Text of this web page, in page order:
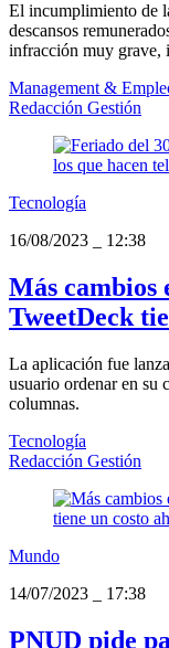
El incumplimiento de
descansos
infracción muy grave,
Management &
Redacción Gestión
Tecnología
16/08/2023
12:38
Más cambios
TweetDeck
La aplicación fue
usuario ordenar en su
columnas.
Tecnología
Redacción Gestión
Mundo
14/07/2023
17:38
PNUD pide